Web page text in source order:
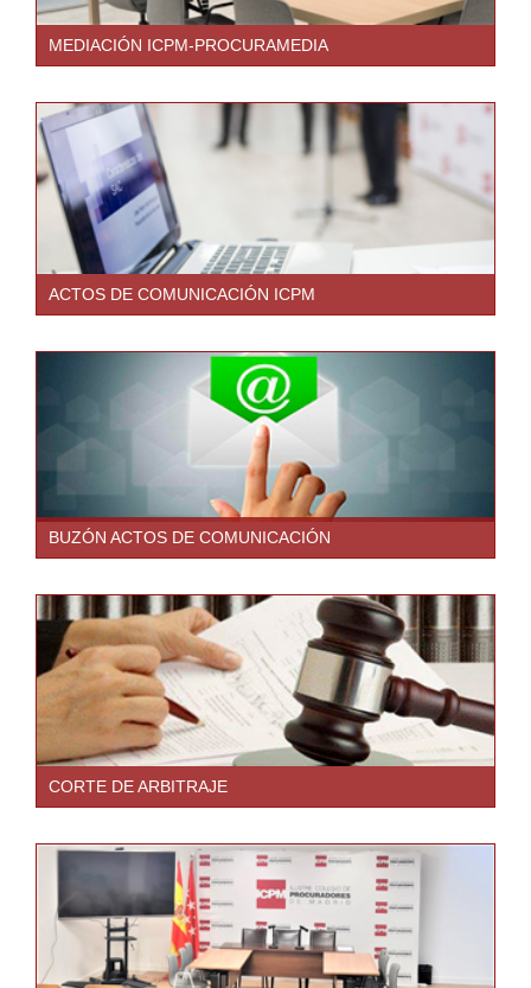
MEDIACIÓN ICPM-PROCURAMEDIA
ACTOS DE COMUNICACIÓN ICPM
BUZÓN ACTOS DE COMUNICACIÓN
CORTE DE ARBITRAJE